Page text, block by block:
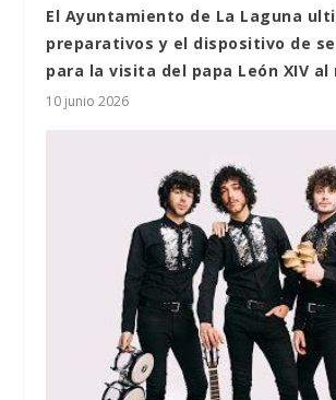
El Ayuntamiento de La Laguna
preparativos y el dispositivo de
para la visita del papa León XIV al
10 junio 2026